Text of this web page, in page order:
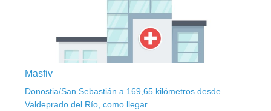
Masfiv
Donostia/San Sebastián a 169,65 kilómetros desde
Valdeprado del Río, como llegar